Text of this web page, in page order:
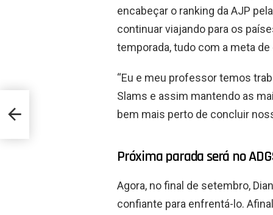
encabeçar o ranking da AJP
continuar viajando para os
temporada, tudo com a meta
“Eu e meu professor temos
Slams e assim mantendo as
bem mais perto de concluir
Próxima parada será no
Agora, no final de setembro,
confiante para enfrentá-lo.
and